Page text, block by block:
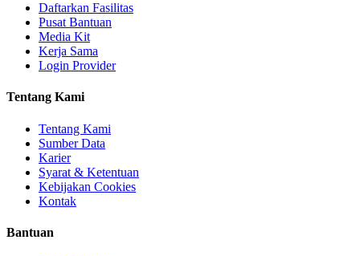
Daftarkan Fasilitas
Pusat Bantuan
Media Kit
Kerja Sama
Login Provider
Tentang Kami
Tentang Kami
Sumber Data
Karier
Syarat & Ketentuan
Kebijakan Cookies
Kontak
Bantuan